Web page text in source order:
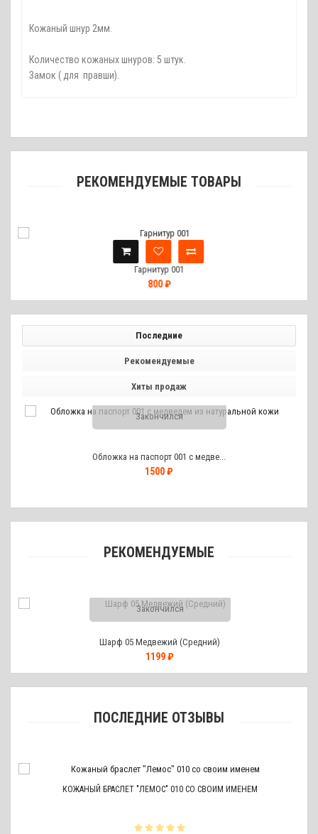
Кожаный шнур 2мм.
Количество кожаных шнуров: 5 штук.
Замок ( для правши).
РЕКОМЕНДУЕМЫЕ ТОВАРЫ
Гарнитур 001
800 ₽
Последние
Рекомендуемые
Хиты продаж
Закончился
Обложка на паспорт 001 с медве...
1500 ₽
РЕКОМЕНДУЕМЫЕ
Закончился
Шарф 05 Медвежий (Средний)
1199 ₽
ПОСЛЕДНИЕ ОТЗЫВЫ
КОЖАНЫЙ БРАСЛЕТ "ЛЕМОС" 010 СО СВОИМ ИМЕНЕМ